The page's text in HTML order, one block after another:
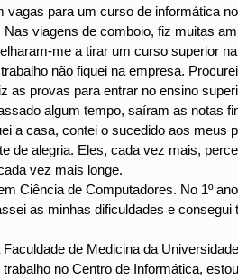
vagas para um curso de informática
viagens de comboio, fiz muitas
me a tirar um curso superior
não fiquei na empresa.
as provas para entrar no ensino
algum tempo, saíram as notas
a casa, contei o sucedido aos meus
de alegria. Eles, cada vez mais,
vez mais longe.
Ciência de Computadores. No 1º
as minhas dificuldades e
de Medicina da
no Centro de Informática,